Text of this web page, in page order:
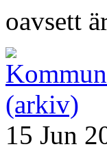
oavsett
15 Jun